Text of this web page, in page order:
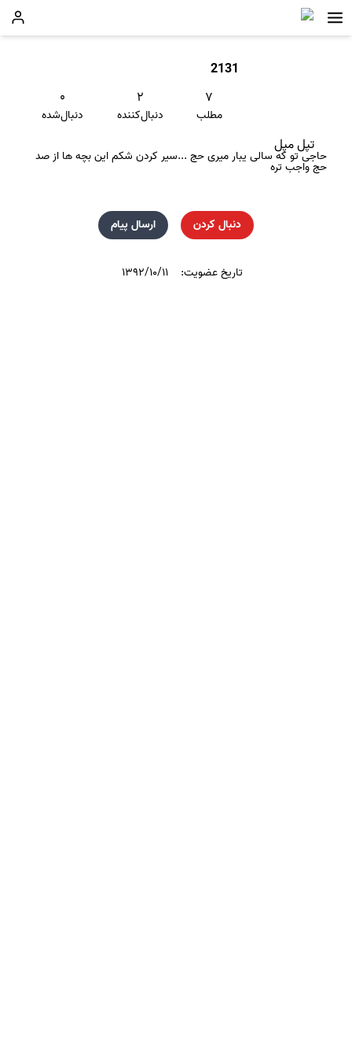
2131
۷
مطلب
۲
دنبال‌کننده
۰
دنبال‌شده
تپل مپل
حاجی تو که سالی یبار میری حج ...سیر کردن شکم این بچه ها از صد
حج واجب تره
دنبال کردن ارسال پیام
تاریخ عضویت: ۱۳۹۲/۱۰/۱۱